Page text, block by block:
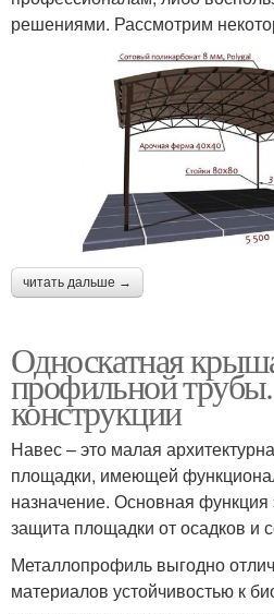
решениями. Рассмотрим
читать дальше →
Односкатная
профильной
конструкции
Навес – это малая
площадки, имеющей
назначение. Основная функция
защита площадки от осадков и
Металлопрофиль выгодно
материалов устойчивостью к